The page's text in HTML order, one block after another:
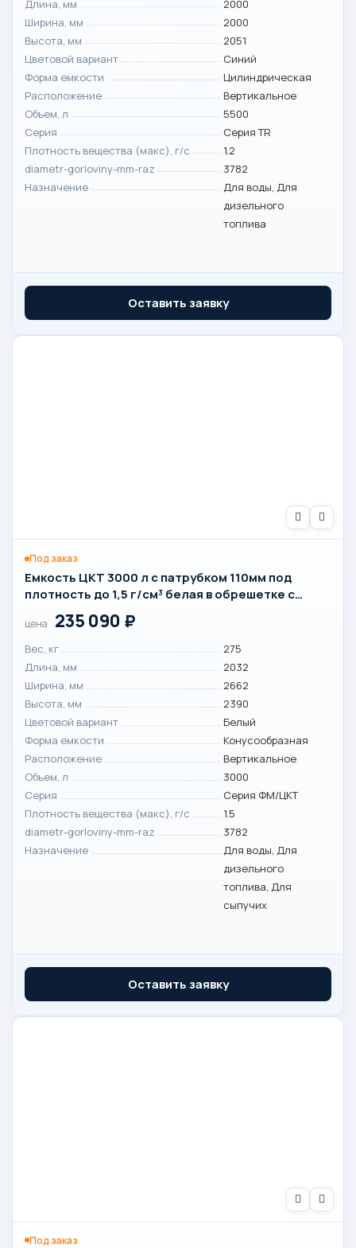
Длина, мм
2000
Ширина, мм
2000
Высота, мм
2051
Цветовой вариант
Синий
Форма емкости
Цилиндрическая
Расположение
Вертикальное
Объем, л
5500
Серия
Серия TR
Плотность вещества (макс), г/с
1.2
diametr-gorloviny-mm-raz
3782
Назначение
Для воды, Для
дизельного
топлива
Оставить заявку
Под заказ
Емкость ЦКТ 3000 л с патрубком 110мм под
плотность до 1,5 г/см³ белая в обрешетке с
лестницей
цена 235 090 ₽
Вес, кг
275
Длина, мм
2032
Ширина, мм
2662
Высота, мм
2390
Цветовой вариант
Белый
Форма емкости
Конусообразная
Расположение
Вертикальное
Объем, л
3000
Серия
Серия ФМ/ЦКТ
Плотность вещества (макс), г/с
1.5
diametr-gorloviny-mm-raz
3782
Назначение
Для воды, Для
дизельного
топлива, Для
сыпучих
Оставить заявку
Под заказ